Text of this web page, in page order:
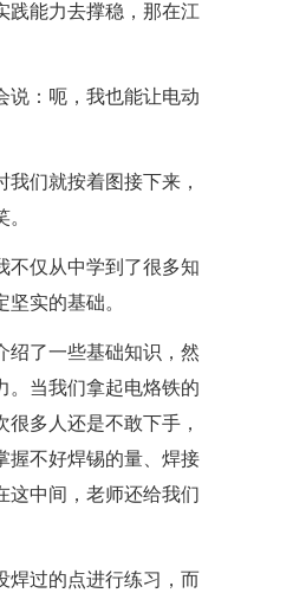
践能力去撑稳，那在江
说：呃，我也能让电动
们就按着图接下来，
不仅从中学到了很多知
实的基础。
绍了一些基础知识，然
。当我们拿起电烙铁的
多人还是不敢下手，
握不好焊锡的量、焊接
这中间，老师还给我们
焊过的点进行练习，而